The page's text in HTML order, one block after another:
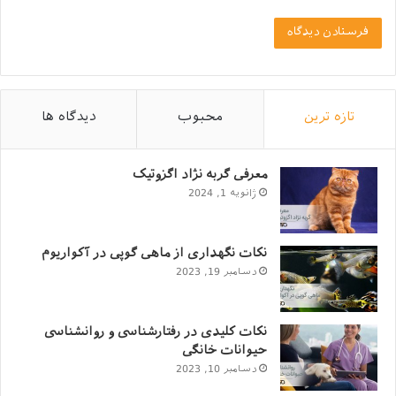
جرب سارکوپتیک
1. جرب سارکوپتیک (Sarcoptic Mange)
canis” ناشی می‌شود. این کنه‌ها با نفوذ به لایه‌ی بالایی پوست
و ایجاد حفره در آن، علائمی مانند خارش شدید، قرمزی، و
زخم‌ها را ایجاد می‌کنند.
تازه ترین محبوب دیدگاه ها
معرفی گربه نژاد اگزوتیک
ژانویه 1, 2024
نکات نگهداری از ماهی گوپی در آکواریوم
دسامبر 19, 2023
نکات کلیدی در رفتارشناسی و روانشناسی
حیوانات خانگی
دسامبر 10, 2023